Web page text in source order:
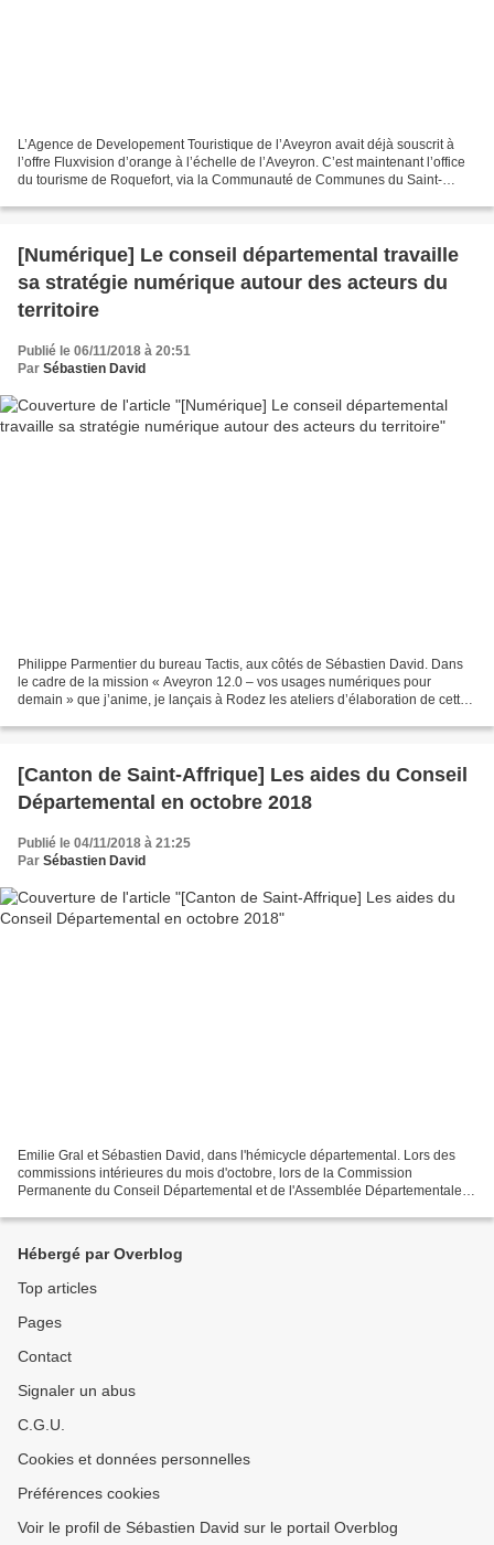
L’Agence de Developement Touristique de l’Aveyron avait déjà souscrit à
l’offre Fluxvision d’orange à l’échelle de l’Aveyron. C’est maintenant l’office
du tourisme de Roquefort, via la Communauté de Communes du Saint-
[Numérique] Le conseil départemental travaille
sa stratégie numérique autour des acteurs du
territoire
Publié le 06/11/2018 à 20:51
Par Sébastien David
Philippe Parmentier du bureau Tactis, aux côtés de Sébastien David. Dans
le cadre de la mission « Aveyron 12.0 – vos usages numériques pour
demain » que j’anime, je lançais à Rodez les ateliers d’élaboration de cette
[Canton de Saint-Affrique] Les aides du Conseil
Départemental en octobre 2018
Publié le 04/11/2018 à 21:25
Par Sébastien David
Emilie Gral et Sébastien David, dans l'hémicycle départemental. Lors des
commissions intérieures du mois d'octobre, lors de la Commission
Permanente du Conseil Départemental et de l'Assemblée Départementale
Hébergé par Overblog
Top articles
Pages
Contact
Signaler un abus
C.G.U.
Cookies et données personnelles
Préférences cookies
Voir le profil de Sébastien David sur le portail Overblog